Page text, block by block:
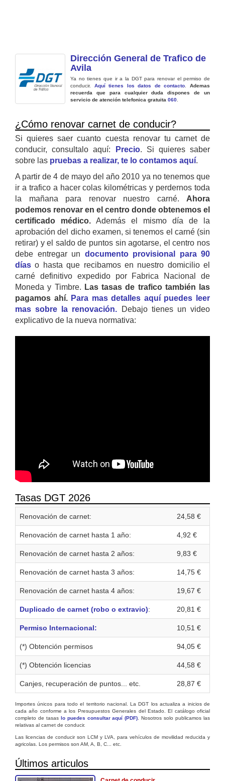
Dirección General de Trafico de
Avila
Ya no tienes que ir a la DGT para renovar el permiso de
conducir. Aquí tienes los datos de contacto .Ademas
recuerda que para cualquier duda dispones de un
servicio de atención telefonica gratuita 060
¿Cómo renovar carnet de conducir?
Si quieres saer cuanto cuesta renovar tu carnet de
conducir, consultalo aquí:
Precio. Si quieres saber
sobre las pruebas a realizar, te lo contamos aquí.
A partir de 4 de mayo del año 2010 ya no tenemos que
ir a trafico a hacer colas kilométricas y perdernos toda
la mañana para renovar nuestro carné. Ahora
podemos renovar en el centro donde obtenemos el
certificado médico. Además el mismo día de la
aprobación del dicho examen, si tenemos el carné (sin
retirar) y el saldo de puntos sin agotarse, el centro nos
debe entregar un documento provisional para 90
días o hasta que recibamos en nuestro domicilio el
carné definitivo expedido por Fabrica Nacional de
Moneda y Timbre. Las tasas de trafico también las
pagamos ahí. Para mas detalles aquí puedes leer
mas sobre la renovación. Debajo tienes un video
explicativo de la nueva normativa:
Tasas DGT 2026
Renovación de carnet: 24,58 €
Renovación de carnet hasta 1 año: 4,92 €
Renovación de carnet hasta 2 años: 9,83 €
Renovación de carnet hasta 3 años: 14,75 €
Renovación de carnet hasta 4 años: 19,67 €
Duplicado de carnet (robo o extravio): 20,81 €
Permiso Internacional: 10,51 €
(*) Obtención permisos 94,05 €
(*) Obtención licencias 44,58 €
Canjes, recuperación de puntos... etc. 28,87 €
Importes únicos para todo el territorio nacional. La DGT los actualiza a inicios de
cada año conforme a los Presupuestos Generales del Estado. El catálogo oficial
completo de tasas lo puedes consultar aquí (PDF) . Nosotros solo publicamos las
relativas al carnet de conducir.
Las licencias de conducir son LCM y LVA, para vehículos de movilidad reducida y
agricolas. Los permisos son AM, A, B, C... etc.
Últimos articulos